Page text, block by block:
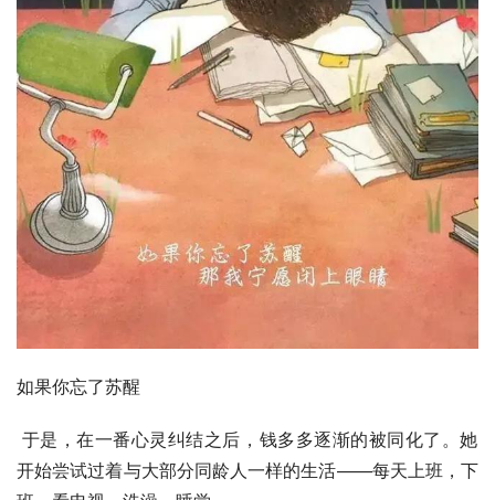
如果你忘了苏醒
开始尝试过着与大部分同龄人一样的生活——每天上班，下